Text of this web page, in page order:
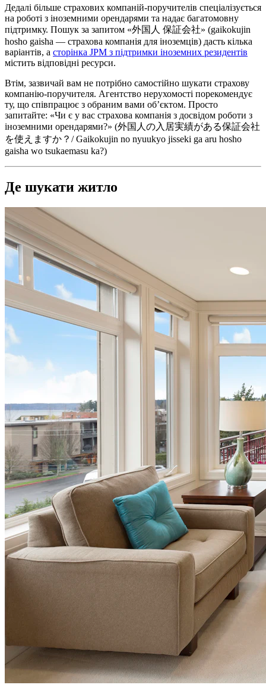
Дедалі більше страхових компаній-поручителів спеціалізується
на роботі з іноземними орендарями та надає багатомовну
підтримку. Пошук за запитом «外国人 保証会社» (gaikokujin
hosho gaisha — страхова компанія для іноземців) дасть кілька
варіантів, а сторінка JPM з підтримки іноземних резидентів
містить відповідні ресурси.
Втім, зазвичай вам не потрібно самостійно шукати страхову
компанію-поручителя. Агентство нерухомості порекомендує
ту, що співпрацює з обраним вами об’єктом. Просто
запитайте: «Чи є у вас страхова компанія з досвідом роботи з
іноземними орендарями?» (外国人の入居実績がある保証会社
を使えますか？/ Gaikokujin no nyuukyo jisseki ga aru hosho
gaisha wo tsukaemasu ka?)
Де шукати житло